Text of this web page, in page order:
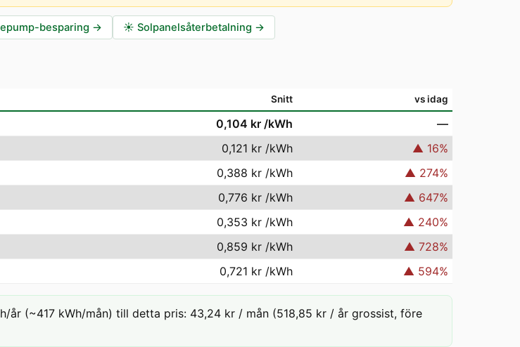
besparing → ☀️ Solpanelsåterbetalning →
Snitt vs idag
0,104 kr /kWh
—
0,121 kr /kWh ▲ 16%
0,388 kr /kWh ▲ 274%
0,776 kr /kWh ▲ 647%
0,353 kr /kWh ▲ 240%
0,859 kr /kWh ▲ 728%
0,721 kr /kWh ▲ 594%
år (~417 kWh/mån) till detta pris: 43,24 kr / mån (518,85 kr / år grossist, före